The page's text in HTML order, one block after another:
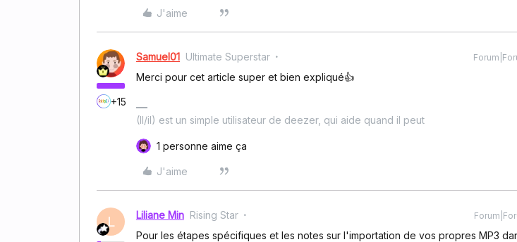
J'aime
+15
Samuel01 Ultimate Superstar
Merci pour cet article super et bien expliqué👍
(Il/il) est un simple utilisateur de deezer, qui aide quand il peut
1 personne aime ça
J'aime
L Liliane Min Rising Star
Pour les étapes spécifiques et les notes sur l'importation de vos propres MP3